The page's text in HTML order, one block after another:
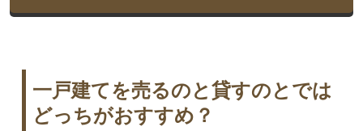
一戸建てを売るのと貸すのとでは
どっちがおすすめ？